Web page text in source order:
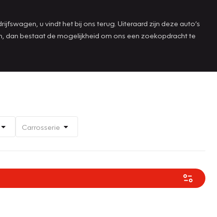
u vindt het bij ons terug. Uiteraard zijn deze auto’s
dan bestaat de mogelijkheid om ons een zoekopdracht te
Carrosserie